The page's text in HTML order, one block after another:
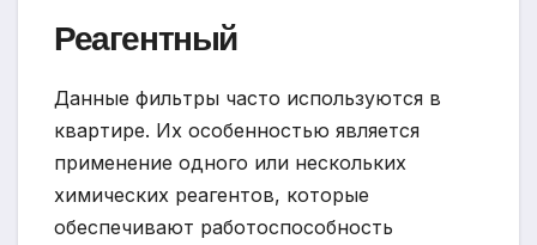
Реагентный
Данные фильтры часто используются в
квартире. Их особенностью является
применение одного или нескольких
химических реагентов, которые
обеспечивают работоспособность